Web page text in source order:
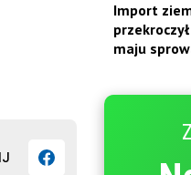
Import
maju